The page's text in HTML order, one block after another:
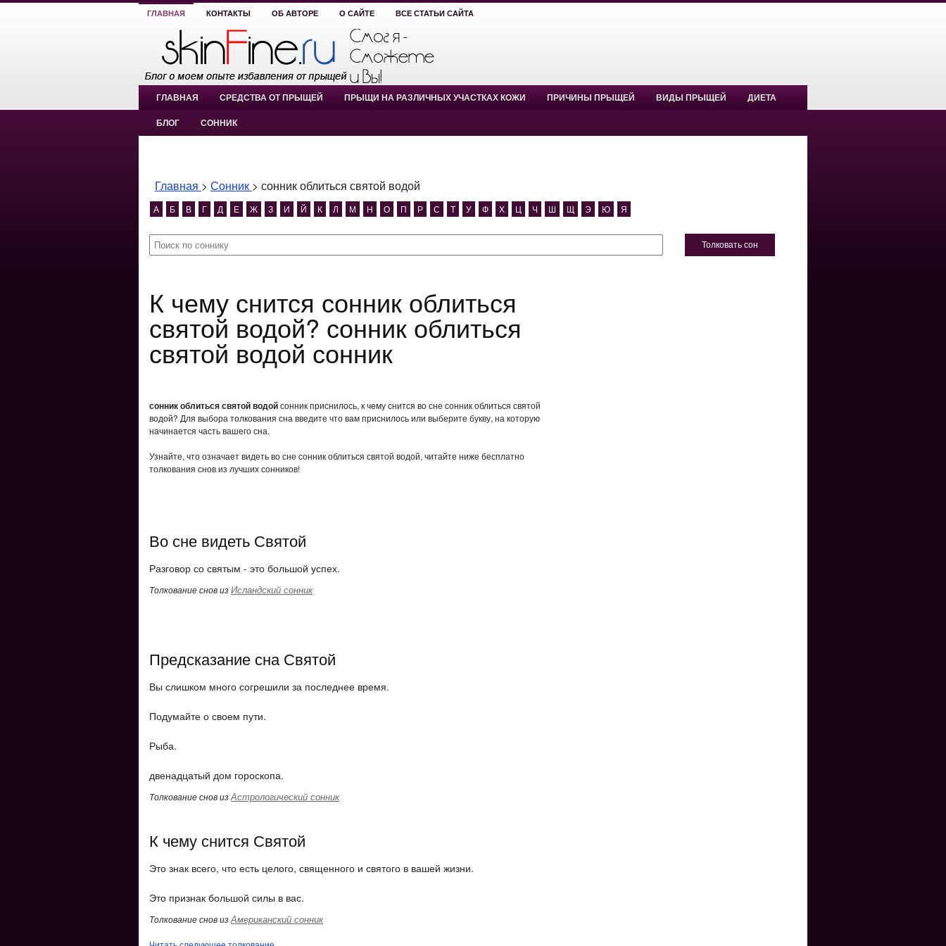
ГЛАВНАЯ КОНТАКТЫ ОБ АВТОРЕ О САЙТЕ ВСЕ СТАТЬИ САЙТА
ГЛАВНАЯ СРЕДСТВА ОТ ПРЫЩЕЙ ПРЫЩИ НА РАЗЛИЧНЫХ УЧАСТКАХ КОЖИ ПРИЧИНЫ ПРЫЩЕЙ ВИДЫ ПРЫЩЕЙ ДИЕТА
БЛОГ СОННИК
Главная > Сонник > сонник облиться святой водой
А Б В Г Д Е Ж З И Й К Л М Н О П Р С Т У Ф Х Ц Ч Ш Щ Э Ю Я
Толковать сон
К чему снится сонник облиться
святой водой? сонник облиться
святой водой сонник
сонник облиться святой водойсонник приснилось, к чему снится во сне сонник облиться святой
водой? Для выбора толкования сна введите что вам приснилось или выберите букву, на которую
начинается часть вашего сна.
Узнайте, что означает видеть во сне сонник облиться святой водой, читайте ниже бесплатно
толкования снов из лучших сонников!
Во сне видеть Святой
Разговор со святым - это большой успех.
Толкование снов изИсландский сонник
Предсказание сна Святой
Вы слишком много согрешили за последнее время.
Подумайте о своем пути.
Рыба.
двенадцатый дом гороскопа.
Толкование снов изАстрологический сонник
К чему снится Святой
Это знак всего, что есть целого, священного и святого в вашей жизни.
Это признак большой силы в вас.
Толкование снов изАмериканский сонник